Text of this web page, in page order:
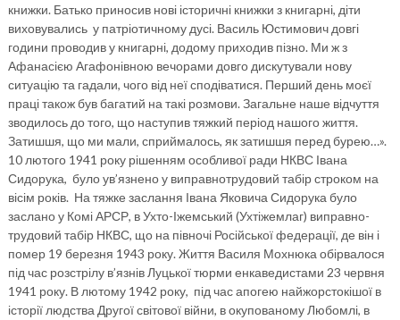
книжки. Батько приносив нові історичні книжки з книгарні, діти
виховувались у патріотичному дусі. Василь Юстимович довгі
години проводив у книгарні, додому приходив пізно. Ми ж з
Афанасією Агафонівною вечорами довго дискутували нову
ситуацію та гадали, чого від неї сподіватися. Перший день моєї
праці також був багатий на такі розмови. Загальне наше відчуття
зводилось до того, що наступив тяжкий період нашого життя.
Затишшя, що ми мали, сприймалось, як затишшя перед бурею…».
10 лютого 1941 року рішенням особливої ради НКВС Івана
Сидорука, було ув’язнено у виправнотрудовий табір строком на
вісім років. На тяжке заслання Івана Яковича Сидорука було
заслано у Комі АРСР, в Ухто-Іжемський (Ухтіжемлаг) виправно-
трудовий табір НКВС, що на півночі Російської федерації, де він і
помер 19 березня 1943 року. Життя Василя Мохнюка обірвалося
під час розстрілу в’язнів Луцької тюрми енкаведистами 23 червня
1941 року. В лютому 1942 року, під час апогею найжорстокішої в
історії людства Другої світової війни, в окупованому Любомлі, в